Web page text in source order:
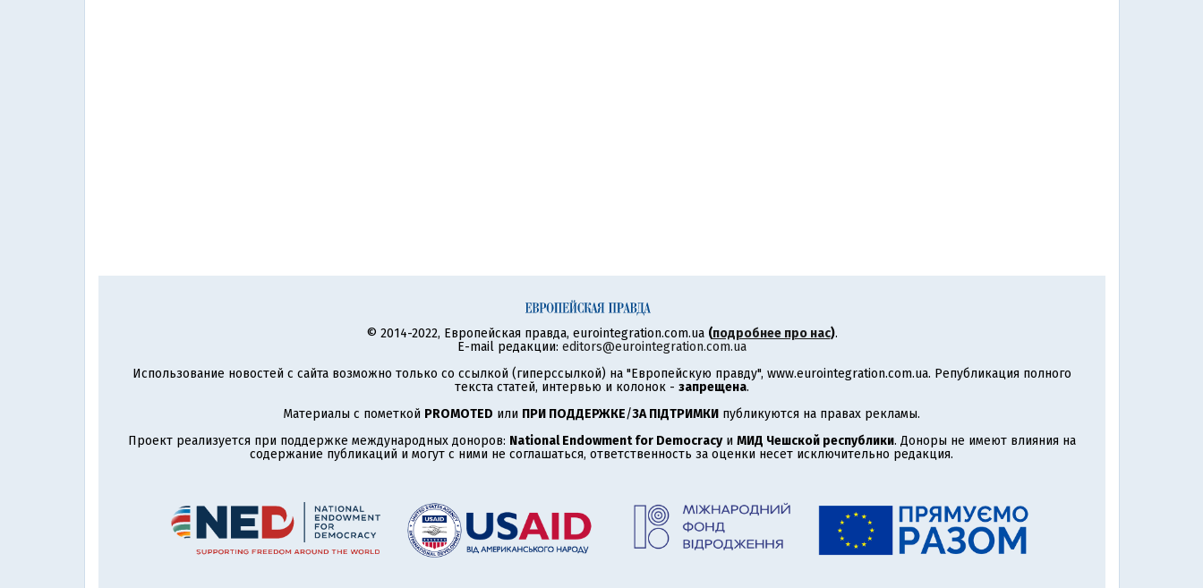
© 2014-2022, Европейская правда, eurointegration.com.ua (подробнее про нас).
E-mail редакции: editors@eurointegration.com.ua
Использование новостей с сайта возможно только со ссылкой (гиперссылкой) на "Европейскую правду", www.eurointegration.com.ua. Републикация полного
текста статей, интервью и колонок - запрещена.
Материалы с пометкой PROMOTED или ПРИ ПОДДЕРЖКЕ/ЗА ПІДТРИМКИ публикуются на правах рекламы.
Проект реализуется при поддержке международных доноров: National Endowment for Democracyи МИД Чешской республики. Доноры не имеют влияния на
содержание публикаций и могут с ними не соглашаться, ответственность за оценки несет исключительно редакция.